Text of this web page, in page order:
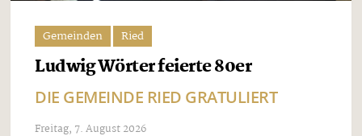
Gemeinden Ried
Ludwig Wörter feierte 80er
DIE GEMEINDE RIED GRATULIERT
Freitag, 7. August 2026